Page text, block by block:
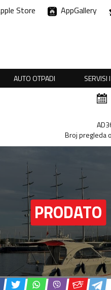
Store AppGallery
AUTO OTPADI SERVISI
Broj pregleda